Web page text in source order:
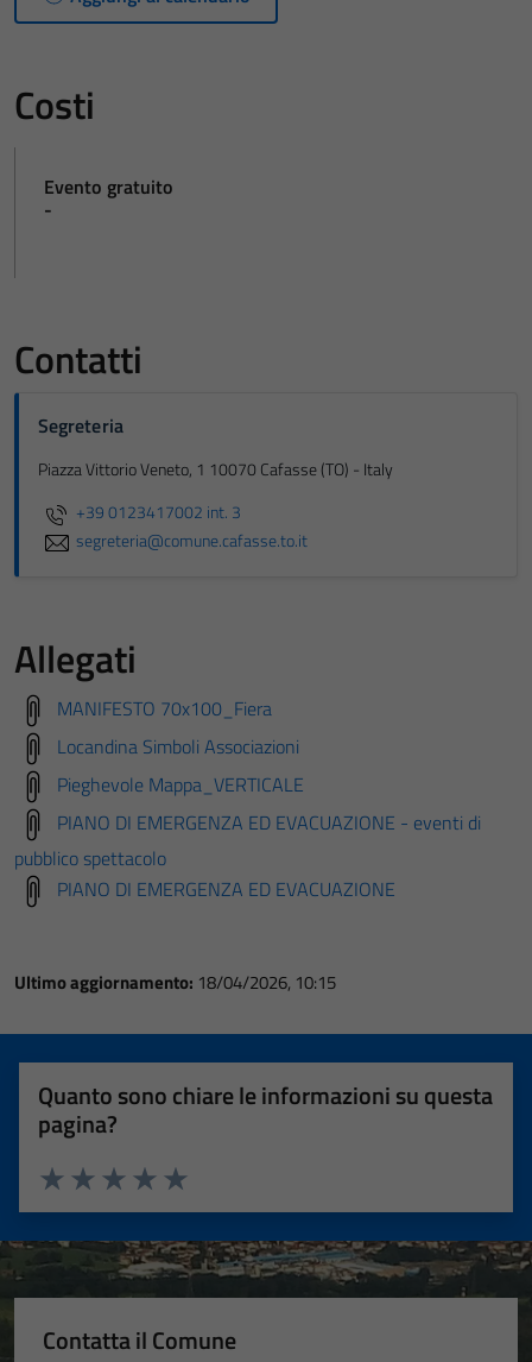
Costi
Evento gratuito
-
Contatti
Segreteria
Piazza Vittorio Veneto, 1 10070 Cafasse (TO) - Italy
+39 0123417002 int. 3
segreteria@comune.cafasse.to.it
Allegati
MANIFESTO 70x100_Fiera
Locandina Simboli Associazioni
Pieghevole Mappa_VERTICALE
PIANO DI EMERGENZA ED EVACUAZIONE - eventi di
pubblico spettacolo
PIANO DI EMERGENZA ED EVACUAZIONE
Ultimo aggiornamento: 18/04/2026, 10:15
Quanto sono chiare le informazioni su questa
pagina?
Valuta 5 stelle su 5
Valuta 4 stelle su 5
Valuta 3 stelle su 5
Valuta 2 stelle su 5
Valuta 1 stelle su 5
Contatta il Comune